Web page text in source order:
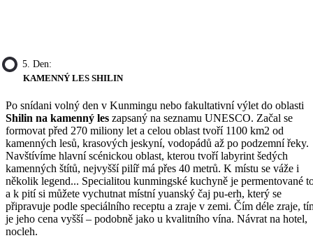
5. Den:
KAMENNÝ LES SHILIN
Po snídani volný den v Kunmingu nebo fakultativní výlet do oblasti
Shilin na kamenný les zapsaný na seznamu UNESCO. Začal se
formovat před 270 miliony let a celou oblast tvoří 1100 km2 od
kamenných lesů, krasových jeskyní, vodopádů až po podzemní řeky.
Navštívíme hlavní scénickou oblast, kterou tvoří labyrint šedých
kamenných štítů, nejvyšší pilíř má přes 40 metrů. K místu se váže i
několik legend... Specialitou kunmingské kuchyně je permentované
a k pití si můžete vychutnat místní yuanský čaj pu-erh, který se
připravuje podle speciálního receptu a zraje v zemi. Čím déle zraje,
je jeho cena vyšší – podobně jako u kvalitního vína. Návrat na hotel,
nocleh.